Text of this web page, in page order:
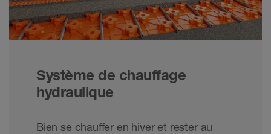
Système de chauffage
hydraulique
Bien se chauffer en hiver et rester au